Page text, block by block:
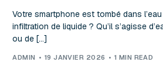
Votre smartphone est tombé dans
infiltration de liquide ? Qu’il s’agisse
ou de […]
ADMIN 19 JANVIER 2026 1 MIN READ